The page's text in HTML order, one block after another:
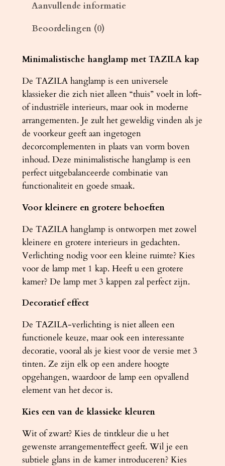
E
A
3
z
w
a
r
t
[
E
1
1
1
]
a
a
t
l
Aanvullende informatie
Beoordelingen (0)
Minimalistische hanglamp met TAZILA kap
De TAZILA hanglamp is een universele
klassieker die zich niet alleen “thuis” voelt in loft-
of industriële interieurs, maar ook in moderne
arrangementen. Je zult het geweldig vinden als je
de voorkeur geeft aan ingetogen
decorcomplementen in plaats van vorm boven
inhoud. Deze minimalistische hanglamp is een
perfect uitgebalanceerde combinatie van
functionaliteit en goede smaak.
Voor kleinere en grotere behoeften
De TAZILA hanglamp is ontworpen met zowel
kleinere en grotere interieurs in gedachten.
Verlichting nodig voor een kleine ruimte? Kies
voor de lamp met 1 kap. Heeft u een grotere
kamer? De lamp met 3 kappen zal perfect zijn.
Decoratief effect
De TAZILA-verlichting is niet alleen een
functionele keuze, maar ook een interessante
decoratie, vooral als je kiest voor de versie met 3
tinten. Ze zijn elk op een andere hoogte
opgehangen, waardoor de lamp een opvallend
element van het decor is.
Kies een van de klassieke kleuren
Wit of zwart? Kies de tintkleur die u het
gewenste arrangementeffect geeft. Wil je een
subtiele glans in de kamer introduceren? Kies